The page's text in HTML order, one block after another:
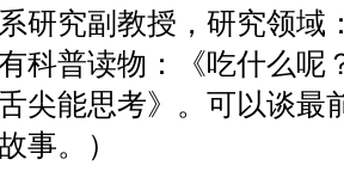
研究副教授，研究领域
科普读物：《吃什么
尖能思考》。可以谈最
事。）